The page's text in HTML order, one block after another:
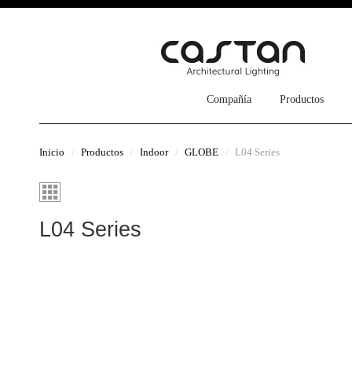
Compañía Productos
Inicio Productos Indoor GLOBE L04 Series
L04 Series